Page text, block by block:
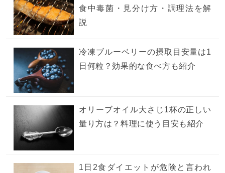
食中毒菌・見分け方・調理法を解
説
冷凍ブルーベリーの摂取目安量は1
日何粒？効果的な食べ方も紹介
オリーブオイル大さじ1杯の正しい
量り方は？料理に使う目安も紹介
1日2食ダイエットが危険と言われ